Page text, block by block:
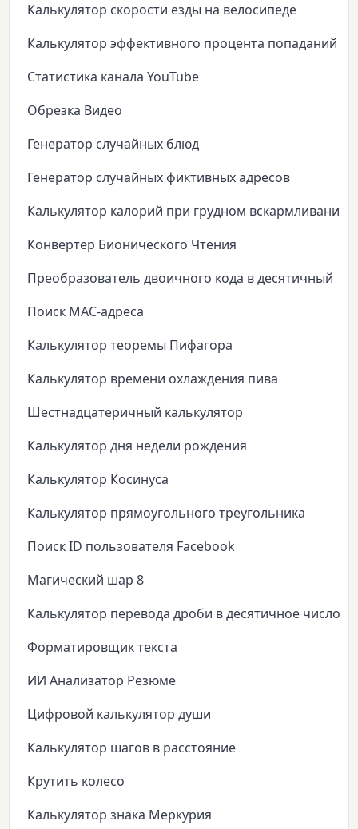
Калькулятор скорости езды на велосипеде
Калькулятор эффективного процента попаданий
Статистика канала YouTube
Обрезка Видео
Генератор случайных блюд
Генератор случайных фиктивных адресов
Калькулятор калорий при грудном вскармливании
Конвертер Бионического Чтения
Преобразователь двоичного кода в десятичный
Поиск MAC-адреса
Калькулятор теоремы Пифагора
Калькулятор времени охлаждения пива
Шестнадцатеричный калькулятор
Калькулятор дня недели рождения
Калькулятор Косинуса
Калькулятор прямоугольного треугольника
Поиск ID пользователя Facebook
Магический шар 8
Калькулятор перевода дроби в десятичное число
Форматировщик текста
ИИ Анализатор Резюме
Цифровой калькулятор души
Калькулятор шагов в расстояние
Крутить колесо
Калькулятор знака Меркурия